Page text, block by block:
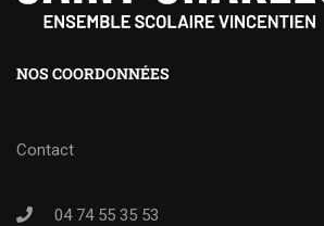
NOS COORDONNÉES
Contact
04 74 55 35 53